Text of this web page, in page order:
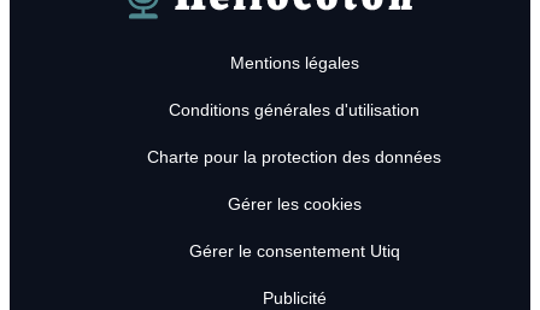
Mentions légales
Conditions générales d'utilisation
Charte pour la protection des données
Gérer les cookies
Gérer le consentement Utiq
Publicité